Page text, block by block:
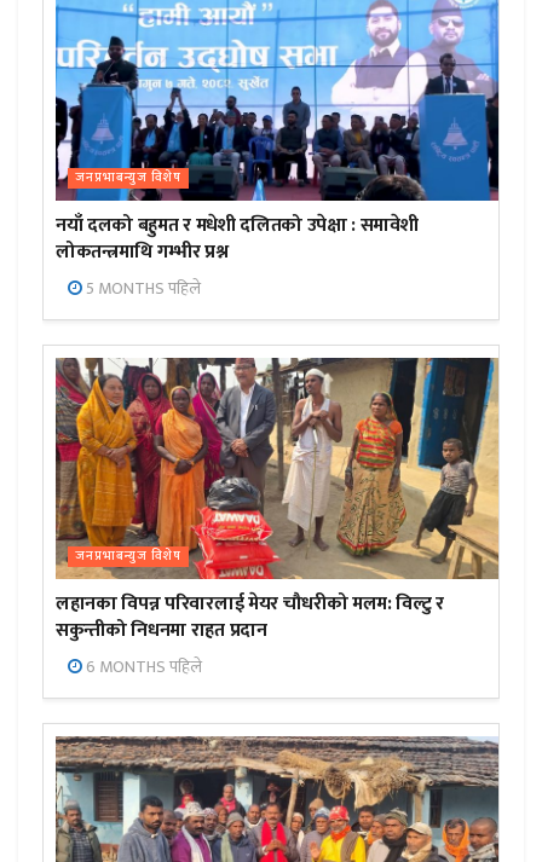
जनप्रभाबन्युज विशेष
नयाँ दलको बहुमत र मधेशी दलितको उपेक्षा : समावेशी
लोकतन्त्रमाथि गम्भीर प्रश्न
5 MONTHS पहिले
जनप्रभाबन्युज विशेष
लहानका विपन्न परिवारलाई मेयर चौधरीको मलम: विल्टु र
सकुन्तीको निधनमा राहत प्रदान
6 MONTHS पहिले